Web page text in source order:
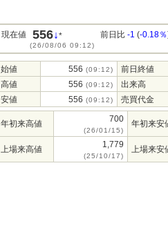
現在値 556↓*
(26/08/06 09:12)
前日比 -1 (-0.18％
始値 556 (09:12)
前日終値
高値
556 (09:12)
出来高
安値
556 (09:12) 売買代金
年初来高値 700
(26/01/15)
年初来安
上場来高値 1,779
(25/10/17)
上場来安